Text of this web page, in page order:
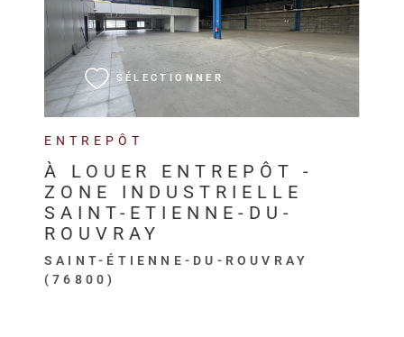
ENTREPÔT
À LOUER ENTREPÔT -
ZONE INDUSTRIELLE
SAINT-ETIENNE-DU-
ROUVRAY
SAINT-ÉTIENNE-DU-ROUVRAY
(76800)
SÉLECTIONNER
VOIR LE BIEN